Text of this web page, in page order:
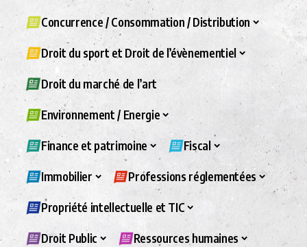
Concurrence / Consommation / Distribution
Droit du sport et Droit de l’évènementiel
Droit du marché de l’art
Environnement / Energie
Finance et patrimoine Fiscal
Immobilier Professions réglementées
Propriété intellectuelle et TIC
Droit Public Ressources humaines